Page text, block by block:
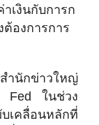
เงินกับการก
ต้องการการ
ำนักข่าวใหญ่
Fed ในช่วง
เคลื่อนหลักที่